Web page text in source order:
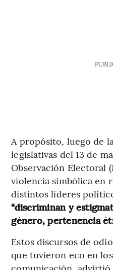
A propósito, luego de
legislativas del 13 de
Observación Electoral
violencia simbólica en
distintos líderes
“discriminan y
género, pertenencia
Estos discursos de
que tuvieron eco en